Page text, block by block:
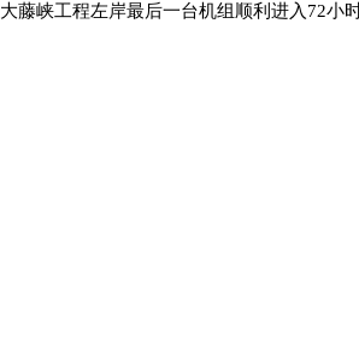
大藤峡工程左岸最后一台机组顺利进入72小